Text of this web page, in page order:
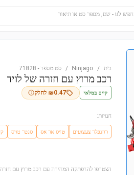
חפש לגו - שם, מספר סט או תיאור
בית /
Ninjago
/ סט מספר -
71828
רכב מרוץ עם חזרה של לויד
קיים במלאי ₪0.47 לחלק
חנויות:
רוזנפלד צעצועים טויס אר אס סנטר טויס